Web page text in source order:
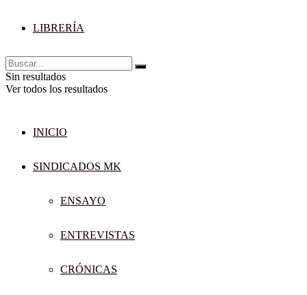
LIBRERÍA
Sin resultados
Ver todos los resultados
INICIO
SINDICADOS MK
ENSAYO
ENTREVISTAS
CRÓNICAS